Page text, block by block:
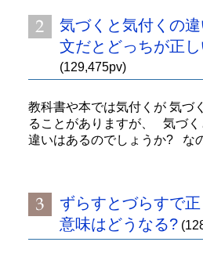
気づくと気付くの
文だとどっちが正
(129,475pv)
教科書や本では気付くが 気づ
ることがありますが、 気づく
違いはあるのでしょうか? な
ずらすとづらすで
意味はどうなる?